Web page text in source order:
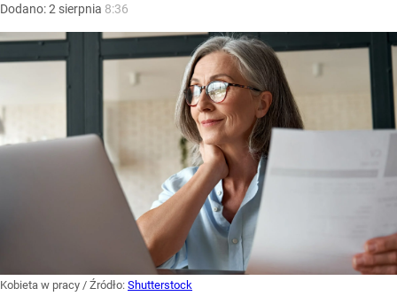
Dodano:2 sierpnia 8:36
Kobieta w pracy / Źródło: Shutterstock